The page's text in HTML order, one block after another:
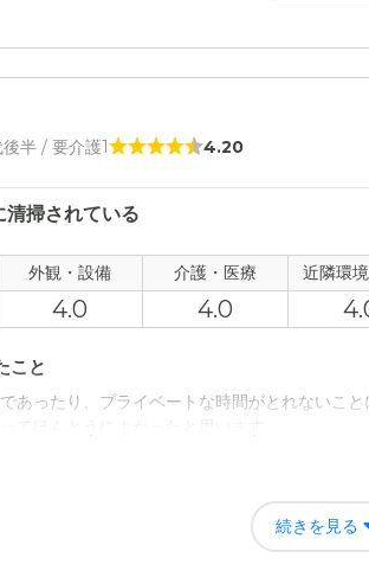
が、良かったかも知れませんが、何が問題に
設備について
ついて
セスについて
対応していただいてる内容は十分だと、ただ、
半 / 要介護1 4.20
掃されている
外観・設備 介護・医療 近隣環
4.0 4.0
こと
あったり、プライベートな時間がとれないこ
に話を聞いてくださったりとても気にかけて
続きを見る